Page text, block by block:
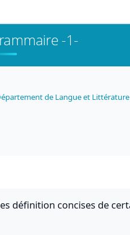
-1-
de Langue et Littérature
définition concises de